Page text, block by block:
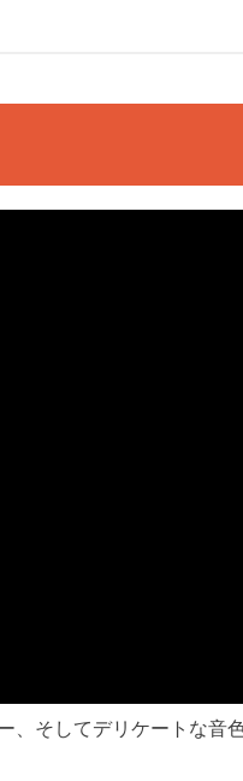
、そしてデリケートな音